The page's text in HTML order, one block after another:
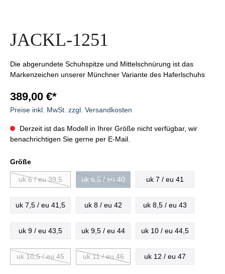
JACKL-1251
Die abgerundete Schuhspitze und Mittelschnürung ist das
Markenzeichen unserer Münchner Variante des Haferlschuhs
389,00 €*
Preise inkl. MwSt. zzgl. Versandkosten
Derzeit ist das Modell in Ihrer Größe nicht verfügbar, wir
benachrichtigen Sie gerne per E-Mail.
Größe
uk 6 / eu 39,5 uk 6,5 / eu 40 uk 7 / eu 41
uk 7,5 / eu 41,5 uk 8 / eu 42 uk 8,5 / eu 43
uk 9 / eu 43,5 uk 9,5 / eu 44 uk 10 / eu 44,5
uk 10,5 / eu 45 uk 11 / eu 46 uk 12 / eu 47